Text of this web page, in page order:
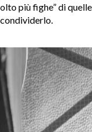
più fighe” di